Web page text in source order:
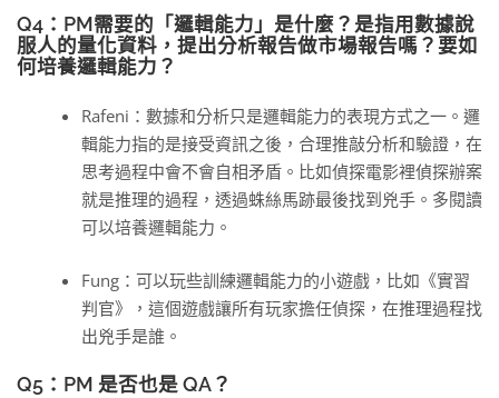
Q4：PM需要的「邏輯能力」是什麼？是指用數據說
服人的量化資料，提出分析報告做市場報告嗎？要如
何培養邏輯能力？
Rafeni：數據和分析只是邏輯能力的表現方式之一。邏
輯能力指的是接受資訊之後，合理推敲分析和驗證，在
思考過程中會不會自相矛盾。比如偵探電影裡偵探辦案
就是推理的過程，透過蛛絲馬跡最後找到兇手。多閱讀
可以培養邏輯能力。
Fung：可以玩些訓練邏輯能力的小遊戲，比如《實習
判官》，這個遊戲讓所有玩家擔任偵探，在推理過程找
出兇手是誰。
Q5：PM 是否也是 QA？